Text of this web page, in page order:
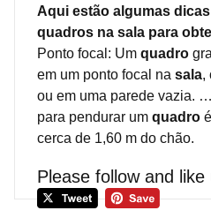
Aqui estão algumas
quadros na sala para
Ponto focal: Um quadro
em um ponto focal na sala,
ou em uma parede vazia.
para pendurar um quadro
cerca de 1,60 m do chão.
Please follow and like